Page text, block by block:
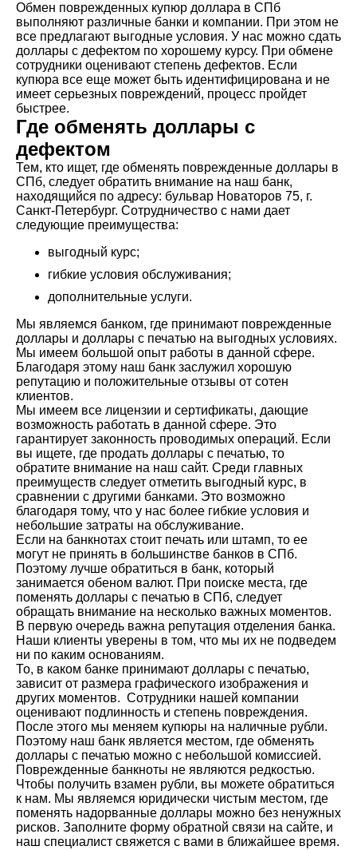
Обмен поврежденных купюр доллара в СПб
выполняют различные банки и компании. При этом не
все предлагают выгодные условия. У нас можно сдать
доллары с дефектом по хорошему курсу. При обмене
сотрудники оценивают степень дефектов. Если
купюра все еще может быть идентифицирована и не
имеет серьезных повреждений, процесс пройдет
быстрее.
Где обменять доллары с
дефектом
Тем, кто ищет, где обменять поврежденные доллары в
СПб, следует обратить внимание на наш банк,
находящийся по адресу: бульвар Новаторов 75, г.
Санкт-Петербург. Сотрудничество с нами дает
следующие преимущества:
выгодный курс;
гибкие условия обслуживания;
дополнительные услуги.
Мы являемся банком, где принимают поврежденные
доллары и доллары с печатью на выгодных условиях.
Мы имеем большой опыт работы в данной сфере.
Благодаря этому наш банк заслужил хорошую
репутацию и положительные отзывы от сотен
клиентов.
Мы имеем все лицензии и сертификаты, дающие
возможность работать в данной сфере. Это
гарантирует законность проводимых операций. Если
вы ищете, где продать доллары с печатью, то
обратите внимание на наш сайт. Среди главных
преимуществ следует отметить выгодный курс, в
сравнении с другими банками. Это возможно
благодаря тому, что у нас более гибкие условия и
небольшие затраты на обслуживание.
Если на банкнотах стоит печать или штамп, то ее
могут не принять в большинстве банков в СПб.
Поэтому лучше обратиться в банк, который
занимается обеном валют. При поиске места, где
поменять доллары с печатью в СПб, следует
обращать внимание на несколько важных моментов.
В первую очередь важна репутация отделения банка.
Наши клиенты уверены в том, что мы их не подведем
ни по каким основаниям.
То, в каком банке принимают доллары с печатью,
зависит от размера графического изображения и
других моментов. Сотрудники нашей компании
оценивают подлинность и степень повреждения.
После этого мы меняем купюры на наличные рубли.
Поэтому наш банк является местом, где обменять
доллары с печатью можно с небольшой комиссией.
Поврежденные банкноты не являются редкостью.
Чтобы получить взамен рубли, вы можете обратиться
к нам. Мы являемся юридически чистым местом, где
поменять надорванные доллары можно без ненужных
рисков. Заполните форму обратной связи на сайте, и
наш специалист свяжется с вами в ближайшее время.